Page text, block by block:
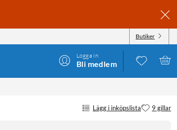
Butiker
Logga in
Bli medlem
Lägg i inköpslista 9 gillar